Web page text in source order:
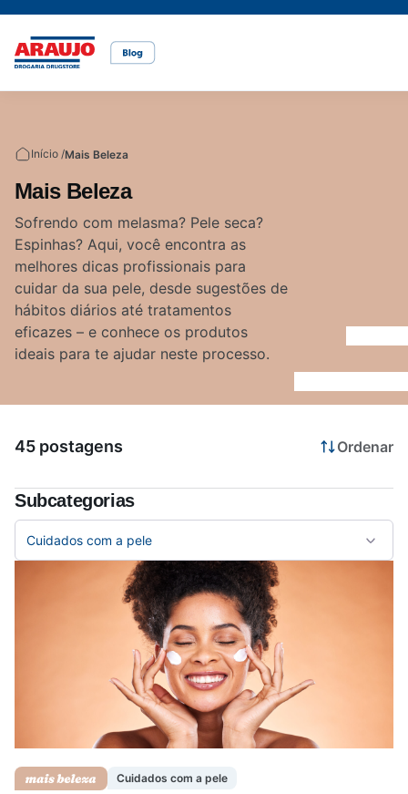
Cuidados com o pet
Rações
Cuidados com a pele
Cuidados com o cabelo
Dermocosméticos
Alimentação
Dicas de cuidados
Fraldas
Alimentação saudável
Bem-estar
Canetas para obesidade
Medicamentos
Saúde da mulher
Saúde do homem
Acesse o site da Araujo
Início /Mais Beleza
Mais Beleza
Sofrendo com melasma? Pele seca?
Espinhas? Aqui, você encontra as
melhores dicas profissionais para
cuidar da sua pele, desde sugestões de
hábitos diários até tratamentos
eficazes – e conhece os produtos
ideais para te ajudar neste processo.
45 postagens Ordenar
Subcategorias
Cuidados com a pele
Cuidados com a pele